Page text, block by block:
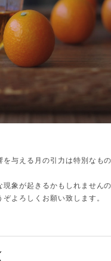
与える月の引力は特別なもの
象が起きるかもしれません
よろしくお願い致します。